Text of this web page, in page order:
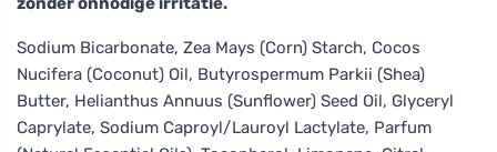
Sodium Bicarbonate, Zea Mays (Corn) Starch, Cocos
Nucifera (Coconut) Oil, Butyrospermum Parkii (Shea)
Butter, Helianthus Annuus (Sunflower) Seed Oil, Glyceryl
Caprylate, Sodium Caproyl/Lauroyl Lactylate, Parfum